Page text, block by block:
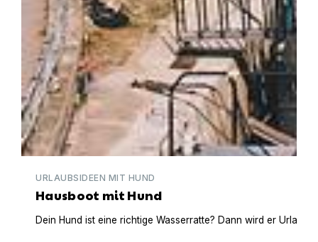
URLAUBSIDEEN MIT HUND
Hausboot mit Hund
Dein Hund ist eine richtige Wasserratte? Dann wird er